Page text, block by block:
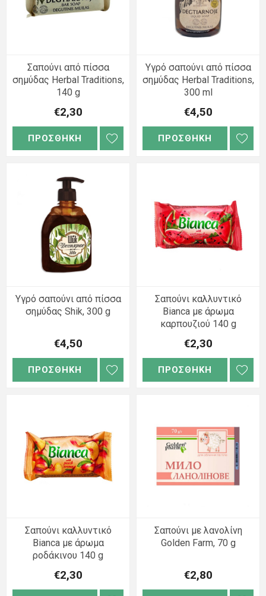
Σαπούνι από πίσσα
σημύδας Herbal Traditions,
140 g
€2,30
ΠΡΟΣΘΗΚΗ
Υγρό σαπούνι από πίσσα
σημύδας Herbal Traditions,
300 ml
€4,50
ΠΡΟΣΘΗΚΗ
Υγρό σαπούνι από πίσσα
σημύδας Shik, 300 g
€4,50
ΠΡΟΣΘΗΚΗ
Σαπούνι καλλυντικό
Bianca με άρωμα
καρπουζιού 140 g
€2,30
ΠΡΟΣΘΗΚΗ
Σαπούνι καλλυντικό
Bianca με άρωμα
ροδάκινου 140 g
€2,30
Σαπούνι με λανολίνη
Golden Farm, 70 g
€2,80